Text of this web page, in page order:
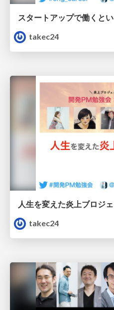
スタートアップで働くと
takec24
人生を変えた炎上ブロジ
takec24